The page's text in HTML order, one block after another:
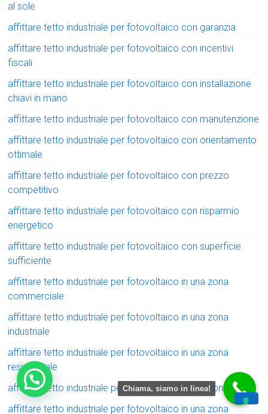
al sole
affittare tetto industriale per fotovoltaico con garanzia
affittare tetto industriale per fotovoltaico con incentivi
fiscali
affittare tetto industriale per fotovoltaico con installazione
chiavi in mano
affittare tetto industriale per fotovoltaico con manutenzione
affittare tetto industriale per fotovoltaico con orientamento
ottimale
affittare tetto industriale per fotovoltaico con prezzo
competitivo
affittare tetto industriale per fotovoltaico con risparmio
energetico
affittare tetto industriale per fotovoltaico con superficie
sufficiente
affittare tetto industriale per fotovoltaico in una zona
commerciale
affittare tetto industriale per fotovoltaico in una zona
industriale
affittare tetto industriale per fotovoltaico in una zona
residenziale
affittare tetto industriale per fotovoltaico in una zona rurale
affittare tetto industriale per fotovoltaico in una zona
Chiama, siamo in linea!